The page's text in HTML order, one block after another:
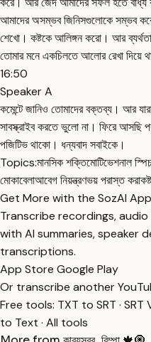
আমাদের অসম্ভব জিনিসগুলোকে সম্ভব
শেখো। কষ্টকে আলিঙ্গন করো। আর
তোমার মনে একচিলতে আলোর রেখা দিয়ে
16:50
Speaker A
কমেন্টে জানিও তোমাদের বক্তব্য। আর
সাবস্ক্রাইব করতে ভুলো না। ফিরে আসছি
পজিটিভ থাকো। ধন্যবাদ সবাইকে।
Topics:মানসিক শক্তিমোটিভেশনাল
মোকাবেলাআবেগ নিয়ন্ত্রণভয় পরাস্ত করা
Get More with the SozAI App
Transcribe recordings,
with AI summaries, speaker
transcriptions.
App Store Google Play
Or transcribe another
Free tools: TXT to SRT · SRT
to Text · All tools